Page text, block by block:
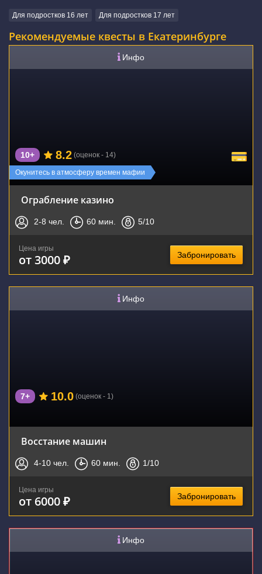
Для подростков 16 лет Для подростков 17 лет
Рекомендуемые квесты в Екатеринбурге
Инфо
Окунитесь в атмосферу времен мафии
10+ 8.2 (оценок - 14)
Ограбление казино
2-8 чел. 60 мин. 5/10
Цена игры
от 3000 ₽ Забронировать
Инфо
7+ 10.0 (оценок - 1)
Восстание машин
4-10 чел. 60 мин. 1/10
Цена игры
от 6000 ₽ Забронировать
Инфо